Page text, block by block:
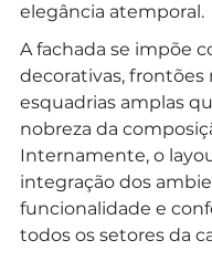
elegância atemporal.
A fachada se impõe
decorativas, frontões
esquadrias amplas
nobreza da
Internamente, o
integração dos
funcionalidade e
todos os setores da